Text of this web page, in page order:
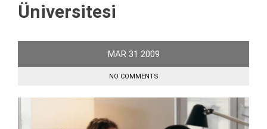
Üniversitesi
MAR 31 2009
NO COMMENTS